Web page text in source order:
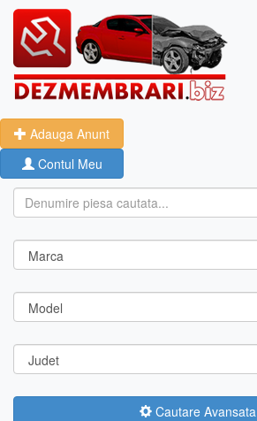
Adauga Anunt
Contul Meu
Cautare Avansata